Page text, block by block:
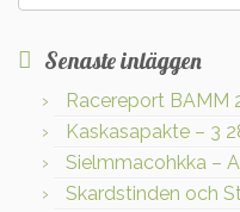
efter:
Senaste inläggen
Racereport BAMM
Kaskasapakte – 3
Sielmmacohkka –
Skardstinden och